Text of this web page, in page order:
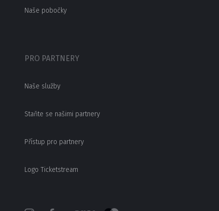
Naše pobočky
PRO PARTNERY
Naše služby
Staňte se našimi partnery
Přístup pro partnery
Logo Ticketstream